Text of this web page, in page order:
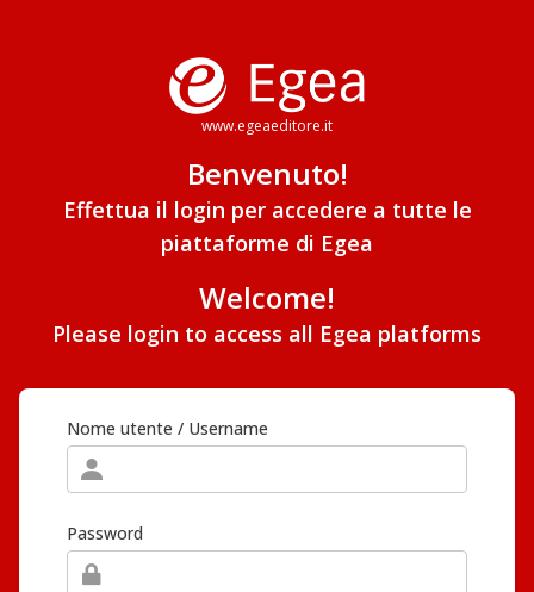
www.egeaeditore.it
Benvenuto!
Effettua il login per accedere a tutte le
piattaforme di Egea
Welcome!
Please login to access all Egea platforms
Nome utente / Username
Password